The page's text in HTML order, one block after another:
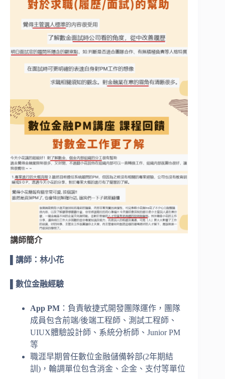
講師簡介
▌講師：林小花
▌數位金融經驗
App PM ：負責敏捷式開發團隊運作，團隊
成員包含前端/後端工程師、測試工程師、
UIUX體驗設計師、系統分析師、Junior PM
等
職涯早期曾任數位金融儲備幹部(2年期結
訓)，輪調單位包含消金、企金、支付等單位